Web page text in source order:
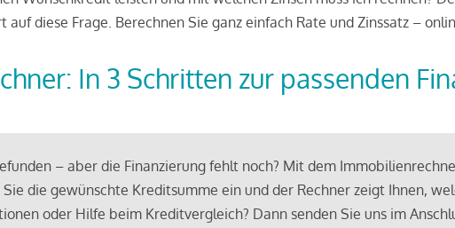
auf diese Frage. Berechnen Sie ganz einfach Rate und Zinssatz –
In 3 Schritten zur passenden
– aber die Finanzierung fehlt noch? Mit dem
die gewünschte Kreditsumme ein und der Rechner zeigt Ihnen,
oder Hilfe beim Kreditvergleich? Dann senden Sie uns im